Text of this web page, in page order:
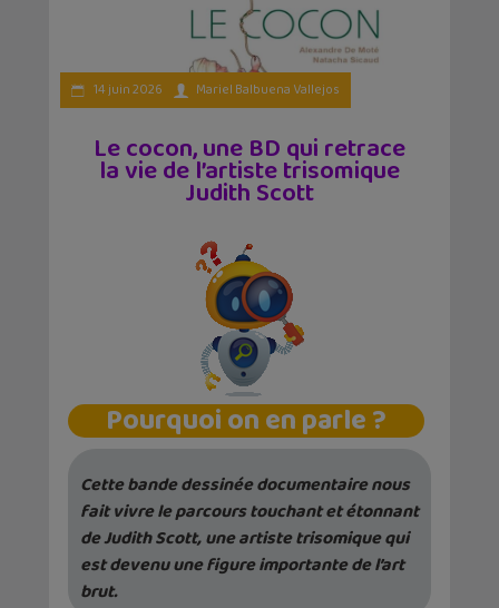
14 juin 2026 Mariel Balbuena Vallejos
Le cocon, une BD qui retrace
la vie de l’artiste trisomique
Judith Scott
Pourquoi on en parle ?
Cette bande dessinée documentaire nous
fait vivre le parcours touchant et étonnant
de Judith Scott, uneartiste trisomique qui
est devenu une figure importante de l’art
brut.